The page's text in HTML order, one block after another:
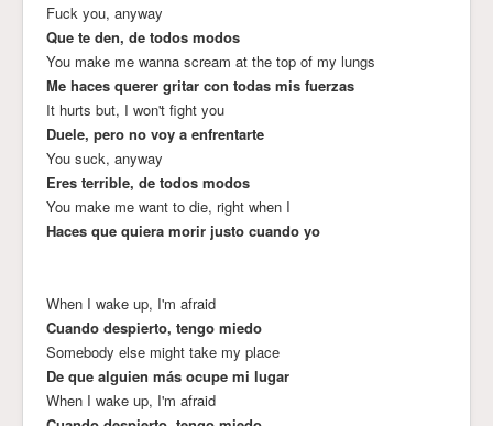
Fuck you, anyway
Que te den, de todos modos
You make me wanna scream at the top of my lungs
Me haces querer gritar con todas mis fuerzas
It hurts but, I won't fight you
Duele, pero no voy a enfrentarte
You suck, anyway
Eres terrible, de todos modos
You make me want to die, right when I
Haces que quiera morir justo cuando yo
When I wake up, I'm afraid
Cuando despierto, tengo miedo
Somebody else might take my place
De que alguien más ocupe mi lugar
When I wake up, I'm afraid